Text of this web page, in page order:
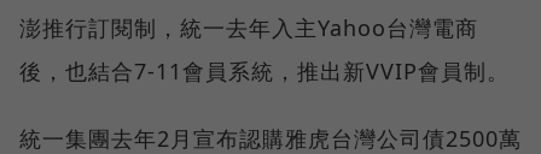
澎推行訂閱制，統一去年入主Yahoo台灣電商
後，也結合7-11會員系統，推出新VVIP會員制。
統一集團去年2月宣布認購雅虎台灣公司債2500萬